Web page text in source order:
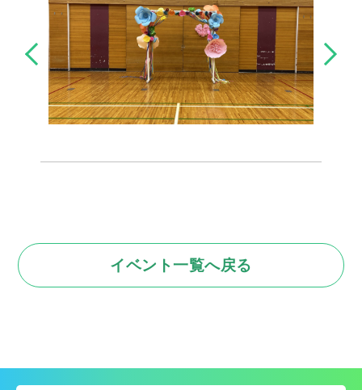
イベント一覧へ戻る